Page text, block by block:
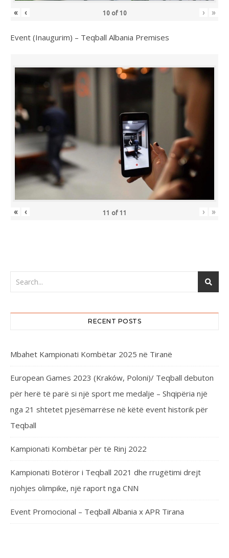
« ‹ 10of 10 › »
Event (Inaugurim) – Teqball Albania Premises
« ‹ 11 of 11 › »
RECENT POSTS
Mbahet Kampionati Kombëtar 2025 në Tiranë
European Games 2023 (Kraków, Poloni)/ Teqball debuton
për herë të parë si një sport me medalje – Shqipëria një
nga 21 shtetet pjesëmarrëse në këtë event historik për
Teqball
Kampionati Kombëtar për të Rinj 2022
Kampionati Botëror i Teqball 2021 dhe rrugëtimi drejt
njohjes olimpike, një raport nga CNN
Event Promocional – Teqball Albania x APR Tirana